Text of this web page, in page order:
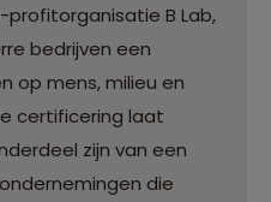
B Lab,
bedrijven een
op mens, milieu en
certificering laat
zijn van een
die